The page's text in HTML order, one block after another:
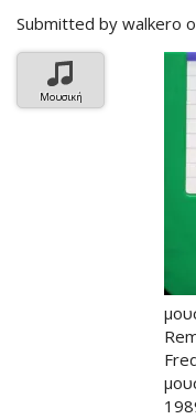
Submitted by walkero
Μουσική
του